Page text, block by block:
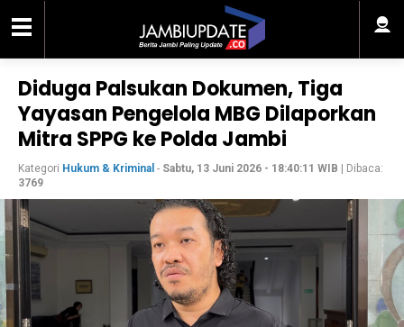
Diduga Palsukan Dokumen, Tiga
Yayasan Pengelola MBG Dilaporkan
Mitra SPPG ke Polda Jambi
Kategori Hukum & Kriminal - Sabtu, 13 Juni 2026 - 18:40:11 WIB | Dibaca:
3769